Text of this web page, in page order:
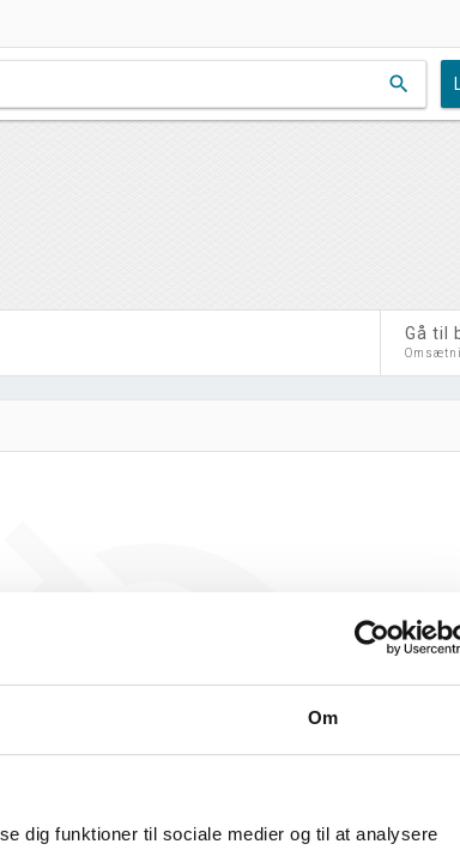
Om
dig funktioner til sociale medier og til at analysere
search
Gå til
figuren for denne virksomhed.